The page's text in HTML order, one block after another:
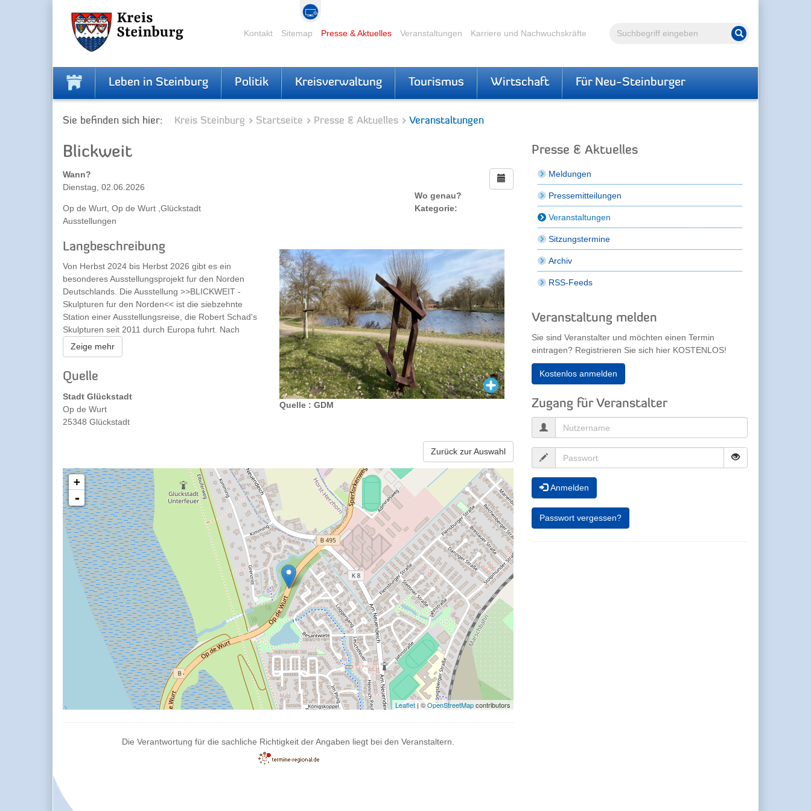
Volltextsuche Suche starten
Kontakt Sitemap Presse & Aktuelles Veranstaltungen Karriere und Nachwuchskräfte
Leben in Steinburg Politik Kreisverwaltung Tourismus Wirtschaft Für Neu-Steinburger
Sie befinden sich hier: Kreis Steinburg Startseite Presse & Aktuelles Veranstaltungen
Blickweit
Wann?
Dienstag, 02.06.2026
Wo genau?
Op de Wurt, Op de Wurt ,Glückstadt
Kategorie:
Ausstellungen
Quelle : GDM
Langbeschreibung
Von Herbst 2024 bis Herbst 2026 gibt es ein
besonderes Ausstellungsprojekt fur den Norden
Deutschlands. Die Ausstellung >>BLICKWEIT -
Skulpturen fur den Norden<< ist die siebzehnte
Station einer Ausstellungsreise, die Robert Schad's
Skulpturen seit 2011 durch Europa fuhrt. Nach
Frankreich, Italien, Portugal, Österreich und
verschiedenen Regionen Deutschlands erreicht das
nördlichste Destination: >>Schleswig-Holstein<<.
Zeige mehr
Quelle
Stadt Glückstadt
Op de Wurt
25348 Glückstadt
Zurück zur Auswahl
+
-
Leaflet| ©OpenStreetMapcontributors
Die Verantwortung für die sachliche Richtigkeit der Angaben liegt bei den Veranstaltern.
Presse & Aktuelles
Meldungen
Pressemitteilungen
Veranstaltungen
Sitzungstermine
Archiv
RSS-Feeds
Veranstaltung melden
Sie sind Veranstalter und möchten einen Termin
eintragen? Registrieren Sie sich hier KOSTENLOS!
Kostenlos anmelden
Zugang für Veranstalter
Anmelden
Passwort vergessen?